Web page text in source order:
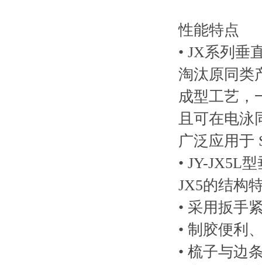
性能特点
• JX系列垂
淘汰原同类
成型工艺，
且可在电泳
广泛应用于
• JY-JX5L
JX5的结构
• 采用扳手
• 制胶便利
• 梳子与边